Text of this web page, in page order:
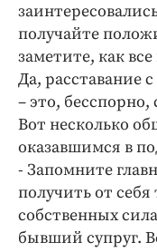
получайте
заметите, как
Да, расставание
– это, бесспорно,
Вот несколько
оказавшимся в
- Запомните
получить от себя
собственных
бывший супруг.